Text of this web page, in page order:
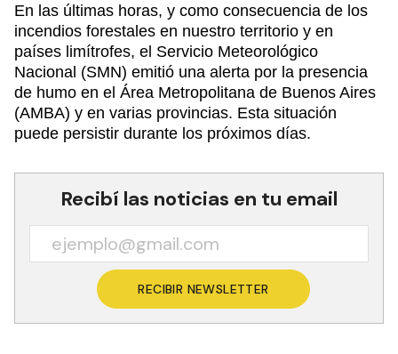
En las últimas horas, y como consecuencia de los
incendios forestales en nuestro territorio y en
países limítrofes, el Servicio Meteorológico
Nacional (SMN) emitió una alerta por la presencia
de humo en el Área Metropolitana de Buenos Aires
(AMBA) y en varias provincias. Esta situación
puede persistir durante los próximos días.
Recibí las noticias en tu email
RECIBIR NEWSLETTER